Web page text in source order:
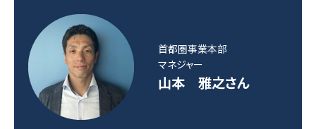
首都圏事業本部
マネジャー
山本 雅之さん